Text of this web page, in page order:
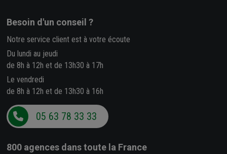
Besoin d'un conseil ?
Notre service client est à votre écoute
Du lundi au jeudi
de 8h à 12h et de 13h30 à 17h
Le vendredi
de 8h à 12h et de 13h30 à 16h
05 63 78 33 33
800 agences dans toute la France